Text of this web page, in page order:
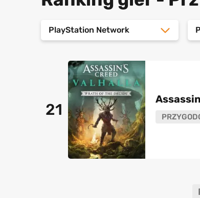
PlayStation Network
21